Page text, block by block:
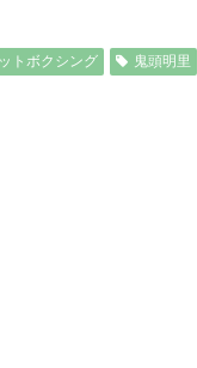
トボクシング 鬼頭明里